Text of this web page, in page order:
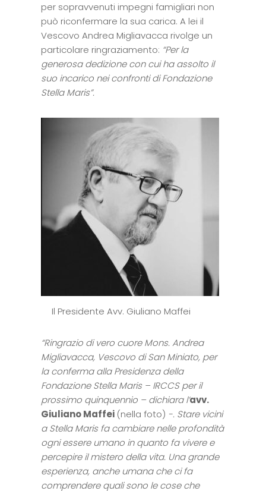
per sopravvenuti impegni famigliari non
può riconfermare la sua carica. A lei il
Vescovo Andrea Migliavacca rivolge un
particolare ringraziamento: “Per la
generosa dedizione con cui ha assolto il
suo incarico nei confronti di Fondazione
Stella Maris”.
Il Presidente Avv. Giuliano Maffei
“Ringrazio di vero cuore Mons. Andrea
Migliavacca, Vescovo di San Miniato, per
la conferma alla Presidenza della
Fondazione Stella Maris – IRCCS per il
prossimo quinquennio – dichiara l’avv.
Giuliano Maffei (nella foto) -. Stare vicini
a Stella Maris fa cambiare nelle profondità
ogni essere umano in quanto fa vivere e
percepire il mistero della vita. Una grande
esperienza, anche umana che ci fa
comprendere quali sono le cose che